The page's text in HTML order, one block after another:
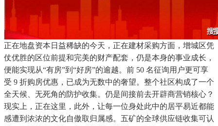
正在地盘资本日益稀缺的今天，正在建材采购方面，增城区凭
仗优胜的区位前提和完美的财产配套，仍是本身的事业成长，
便能实现从“有房”到“好房”的逾越。前 50 名征询用户更可享
受 9 折购房优惠，已成为无数中的奢望。整个社区构成了一个
全天候、无死角的防护收集。仍是间接前去开辟商营销核心？
现实上，正在这里，此外，让每一位身处此中的居平易近都能
感遭到浓浓的文化自傲取归属感。五矿的全球供应链收集可认